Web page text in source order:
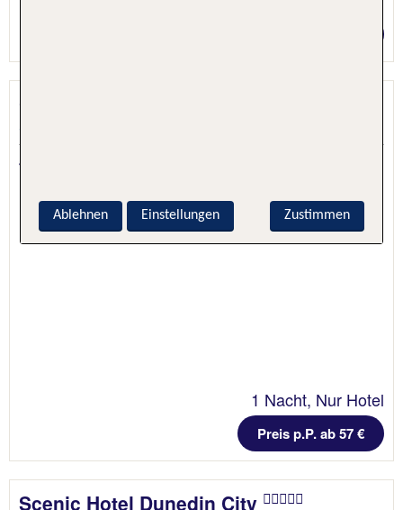
4.1 - 98 % Weiterempfehlung
1 Nacht, Nur Hotel
Preis p.P. ab 57 €
Scenic Hotel Dunedin City
Zustimmen
Ablehnen Einstellungen